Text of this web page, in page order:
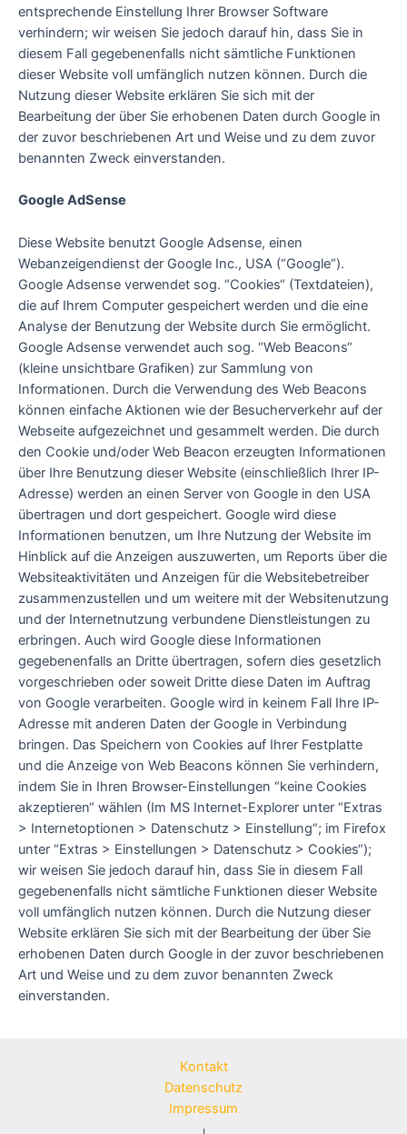
entsprechende Einstellung Ihrer Browser Software
verhindern; wir weisen Sie jedoch darauf hin, dass Sie in
diesem Fall gegebenenfalls nicht sämtliche Funktionen
dieser Website voll umfänglich nutzen können. Durch die
Nutzung dieser Website erklären Sie sich mit der
Bearbeitung der über Sie erhobenen Daten durch Google in
der zuvor beschriebenen Art und Weise und zu dem zuvor
benannten Zweck einverstanden.
Google AdSense
Diese Website benutzt Google Adsense, einen
Webanzeigendienst der Google Inc., USA (“Google“).
Google Adsense verwendet sog. “Cookies“ (Textdateien),
die auf Ihrem Computer gespeichert werden und die eine
Analyse der Benutzung der Website durch Sie ermöglicht.
Google Adsense verwendet auch sog. “Web Beacons“
(kleine unsichtbare Grafiken) zur Sammlung von
Informationen. Durch die Verwendung des Web Beacons
können einfache Aktionen wie der Besucherverkehr auf der
Webseite aufgezeichnet und gesammelt werden. Die durch
den Cookie und/oder Web Beacon erzeugten Informationen
über Ihre Benutzung dieser Website (einschließlich Ihrer IP-
Adresse) werden an einen Server von Google in den USA
übertragen und dort gespeichert. Google wird diese
Informationen benutzen, um Ihre Nutzung der Website im
Hinblick auf die Anzeigen auszuwerten, um Reports über die
Websiteaktivitäten und Anzeigen für die Websitebetreiber
zusammenzustellen und um weitere mit der Websitenutzung
und der Internetnutzung verbundene Dienstleistungen zu
erbringen. Auch wird Google diese Informationen
gegebenenfalls an Dritte übertragen, sofern dies gesetzlich
vorgeschrieben oder soweit Dritte diese Daten im Auftrag
von Google verarbeiten. Google wird in keinem Fall Ihre IP-
Adresse mit anderen Daten der Google in Verbindung
bringen. Das Speichern von Cookies auf Ihrer Festplatte
und die Anzeige von Web Beacons können Sie verhindern,
indem Sie in Ihren Browser-Einstellungen “keine Cookies
akzeptieren“ wählen (Im MS Internet-Explorer unter “Extras
> Internetoptionen > Datenschutz > Einstellung“; im Firefox
unter “Extras > Einstellungen > Datenschutz > Cookies“);
wir weisen Sie jedoch darauf hin, dass Sie in diesem Fall
gegebenenfalls nicht sämtliche Funktionen dieser Website
voll umfänglich nutzen können. Durch die Nutzung dieser
Website erklären Sie sich mit der Bearbeitung der über Sie
erhobenen Daten durch Google in der zuvor beschriebenen
Art und Weise und zu dem zuvor benannten Zweck
einverstanden.
Kontakt
Datenschutz
Impressum